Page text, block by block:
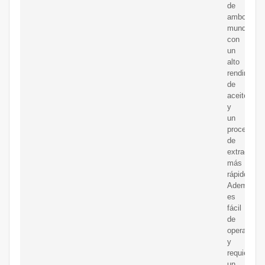
de
ambos
mundos,
con
un
alto
de
aceite
y
un
proceso
de
extracción
más
rápido.
Además,
es
fácil
de
operar
y
requiere